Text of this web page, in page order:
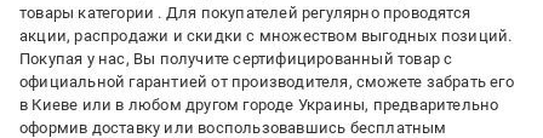
товары категории . Для покупателей регулярно проводятся
акции, распродажи и скидки с множеством выгодных позиций.
Покупая у нас, Вы получите сертифицированный товар с
официальной гарантией от производителя, сможете забрать его
в Киеве или в любом другом городе Украины, предварительно
оформив доставку или воспользовавшись бесплатным